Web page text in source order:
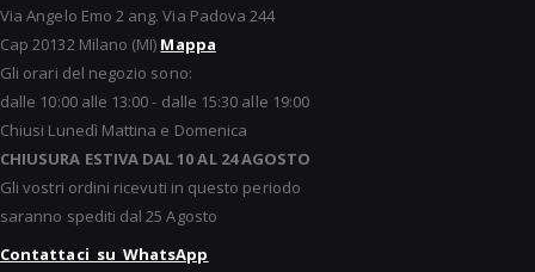
Via Angelo Emo 2 ang. Via Padova 244
Cap 20132 Milano (MI) Mappa
Gli orari del negozio sono:
dalle 10:00 alle 13:00 - dalle 15:30 alle 19:00
Chiusi Lunedì Mattina e Domenica
CHIUSURA ESTIVA DAL 10 AL 24 AGOSTO
Gli vostri ordini ricevuti in questo periodo
saranno spediti dal 25 Agosto
Contattaci su WhatsApp